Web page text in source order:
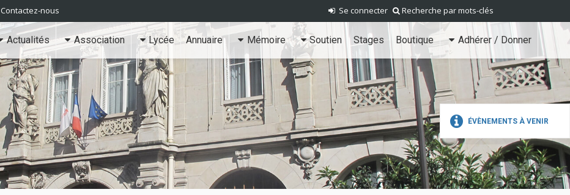
ÉVÈNEMENTS À VENIR
Recherche par mots-clés
Se connecter
Contactez-nous
Actualités Association Lycée Annuaire Mémoire Soutien Stages Boutique Adhérer / Donner